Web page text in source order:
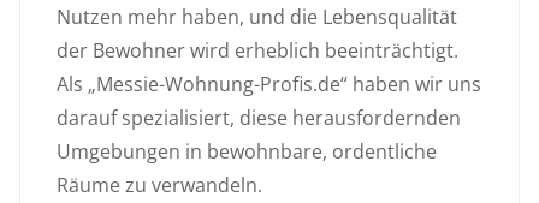
Nutzen mehr haben, und die Lebensqualität
der Bewohner wird erheblich beeinträchtigt.
Als „Messie-Wohnung-Profis.de“ haben wir uns
darauf spezialisiert, diese herausfordernden
Umgebungen in bewohnbare, ordentliche
Räume zu verwandeln.